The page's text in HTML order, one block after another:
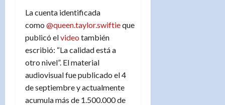
La cuenta identificada
como @queen.taylor.swiftieque
publicó elvideo también
escribió: “La calidad está a
otro nivel”. El material
audiovisual fue publicado el 4
de septiembre y actualmente
acumula más de 1.500.000 de